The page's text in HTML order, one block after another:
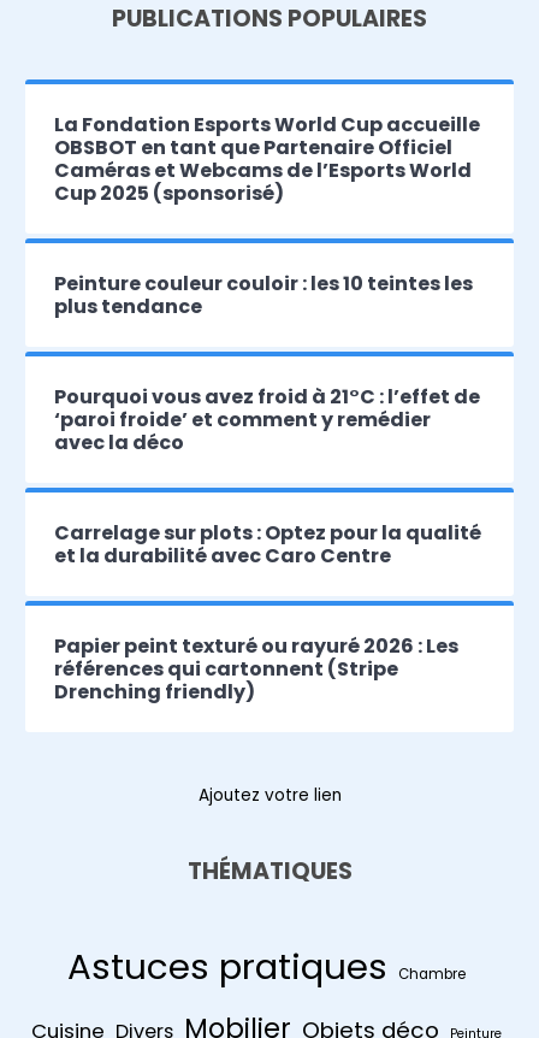
PUBLICATIONS POPULAIRES
La Fondation Esports World Cup accueille
OBSBOT en tant que Partenaire Officiel
Caméras et Webcams de l’Esports World
Cup 2025 (sponsorisé)
Peinture couleur couloir : les 10 teintes les
plus tendance
Pourquoi vous avez froid à 21°C : l’effet de
‘paroi froide’ et comment y remédier
avec la déco
Carrelage sur plots : Optez pour la qualité
et la durabilité avec Caro Centre
Papier peint texturé ou rayuré 2026 : Les
références qui cartonnent (Stripe
Drenching friendly)
Ajoutez votre lien
THÉMATIQUES
Astuces pratiques Chambre
Cuisine Divers Mobilier Objets déco Peinture